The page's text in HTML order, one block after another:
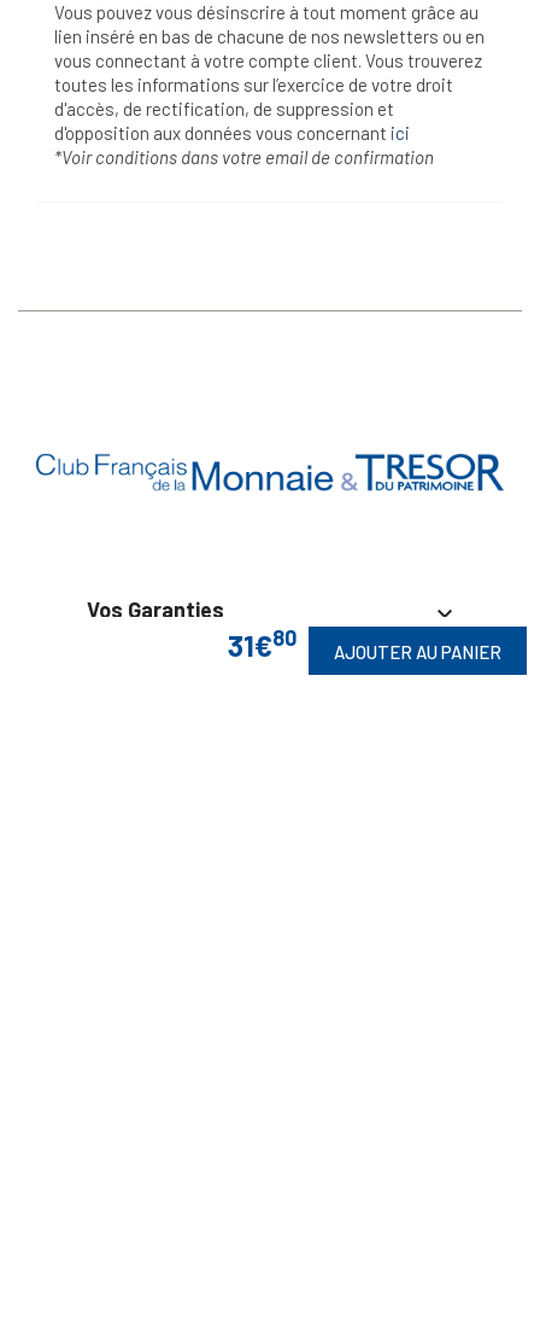
31€80
AJOUTER AU PANIER
Vous pouvez vous désinscrire à tout moment grâce au
lien inséré en bas de chacune de nos newsletters ou en
vous connectant à votre compte client. Vous trouverez
toutes les informations sur l’exercice de votre droit
d'accès, de rectification, de suppression et
d'opposition aux données vous concernant ici
*Voir conditions dans votre email de confirmation
Vos Garanties 
